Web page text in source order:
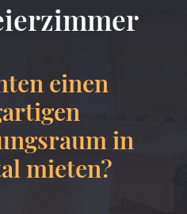
einen
in
mieten?